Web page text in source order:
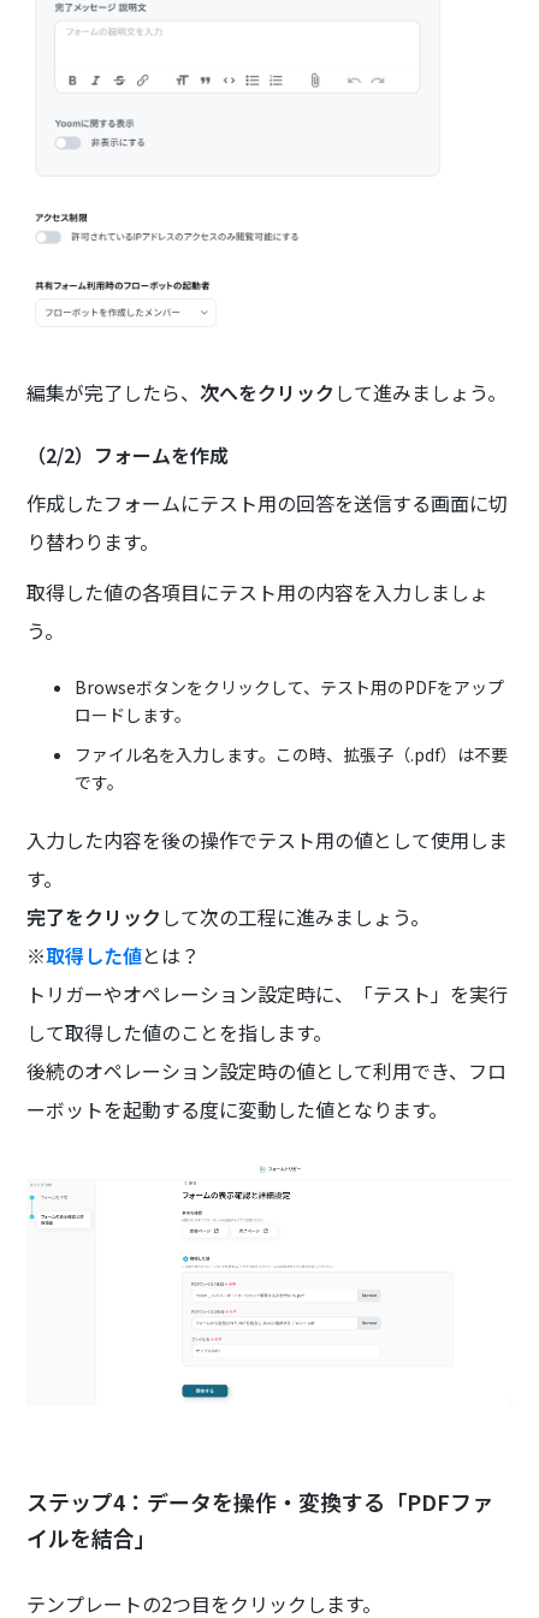
編集が完了したら、次へをクリック して進みましょう。
（2/2）フォームを作成
作成したフォームにテスト用の回答を送信する画面に切
り替わります。
取得した値の各項目にテスト用の内容を入力しましょ
う。
Browseボタンをクリックして、テスト用のPDFをアップ
ロードします。
ファイル名を入力します。この時、拡張子（.pdf）は不要
です。
入力した内容を後の操作でテスト用の値として使用しま
す。
完了をクリック して次の工程に進みましょう。
※取得した値とは？
トリガーやオペレーション設定時に、「テスト」を実行
して取得した値のことを指します。
後続のオペレーション設定時の値として利用でき、フロ
ーボットを起動する度に変動した値となります。
ステップ4：データを操作・変換する「PDFファ
イルを結合」
テンプレートの2つ目をクリックします。